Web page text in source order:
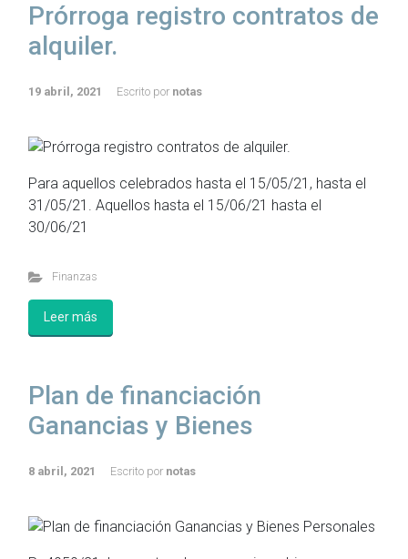
Prórroga registro contratos de
alquiler.
19 abril, 2021 Escrito por notas
Para aquellos celebrados hasta el 15/05/21, hasta el
31/05/21. Aquellos hasta el 15/06/21 hasta el
30/06/21
Finanzas
Leer más
Plan de financiación
Ganancias y Bienes
8 abril, 2021 Escrito por notas